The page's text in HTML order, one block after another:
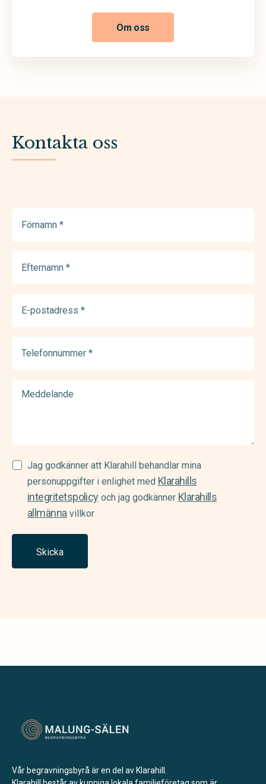
Om oss
Kontakta oss
(Required)
(Required)
postadress
(Required)
Samtycke
(Required)
Jag godkänner att Klarahill behandlar mina
personuppgifter i enlighet med Klarahills
integritetspolicyoch jag godkänner Klarahills
allmännavillkor
Skicka
Vår begravningsbyrå är en del av Klarahill.